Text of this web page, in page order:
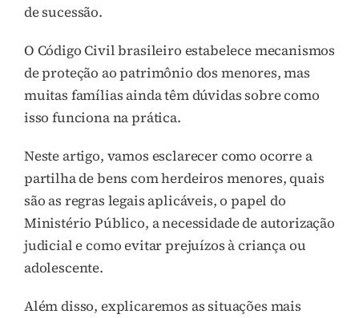
de sucessão.
O Código Civil brasileiro estabelece mecanismos
de proteção ao patrimônio dos menores, mas
muitas famílias ainda têm dúvidas sobre como
isso funciona na prática.
Neste artigo, vamos esclarecer como ocorre a
partilha de bens com herdeiros menores, quais
são as regras legais aplicáveis, o papel do
Ministério Público, a necessidade de autorização
judicial e como evitar prejuízos à criança ou
adolescente.
Além disso, explicaremos as situações mais